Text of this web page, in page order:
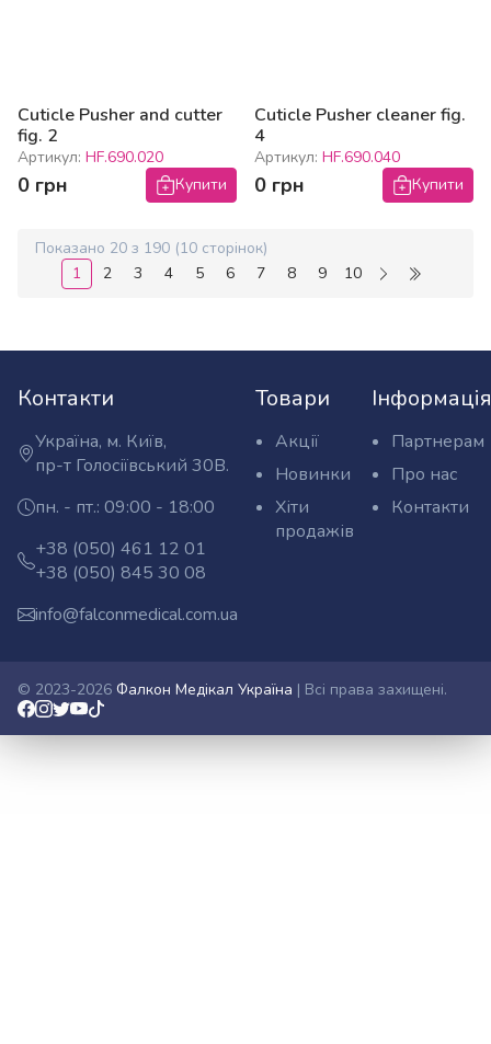
Cuticle Pusher and cutter
fig. 2
Артикул: HF.690.020
0 грн Купити
Cuticle Pusher cleaner fig.
4
Артикул: HF.690.040
0 грн Купити
Показано 20 з 190 (10 сторінок)
1(поточна)
2 3 4 5 6 7 8 9 10
Контакти
Адреса:
Україна, м. Київ,
пр-т Голосіївський 30В.
Графік
роботи:
пн. - пт.: 09:00 - 18:00
Телефони:
Оптовий
відділ
+38 (050) 461 12 01
Роздрібний
+38 (050) 845 30 08
E-info@falconmedical.com.ua
Товари
Акції
Новинки
Хіти
продажів
Інформація
Партнерам
Про нас
Контакти
© 2023-2026 Фалкон Медікал Україна | Всі права захищені.